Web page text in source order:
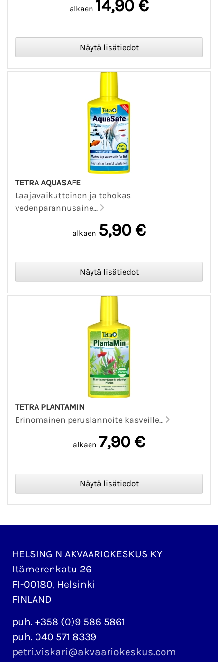
alkaen 14,90 €
TETRA AQUASAFE
Laajavaikutteinen ja tehokas
vedenparannusaine...
alkaen 5,90 €
TETRA PLANTAMIN
Erinomainen peruslannoite kasveille...
alkaen 7,90 €
HELSINGIN AKVAARIOKESKUS KY
Itämerenkatu 26
FI-00180, Helsinki
FINLAND
puh. +358 (0)9 586 5861
puh. 040 571 8339
petri.viskari@akvaariokeskus.com